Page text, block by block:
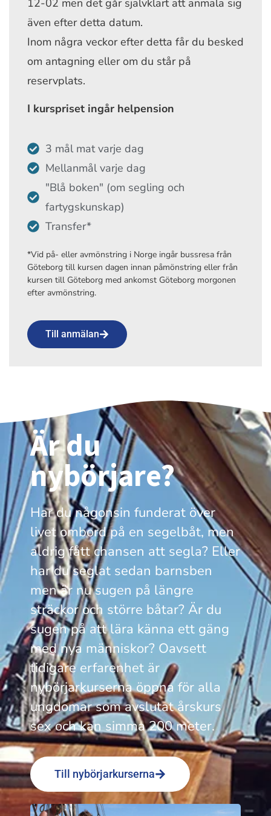
även efter detta datum.
Inom några veckor efter detta får du besked
om antagning eller om du står på
reservplats.
I kurspriset ingår helpension
3 mål mat varje dag
Mellanmål varje dag
"Blå boken" (om segling och
fartygskunskap)
Transfer*
*Vid på- eller avmönstring i Norge ingår bussresa från
Göteborg till kursen dagen innan påmönstring eller från
kursen till Göteborg med ankomst Göteborg morgonen
efter avmönstring.
Till anmälan
Är du
nybörjare?
Har du någonsin funderat över
livet ombord på en segelbåt, men
aldrig fått chansen att segla? Eller
har du seglat sedan barnsben
men är nu sugen på längre
sträckor och större båtar? Är du
sugen på att lära känna ett gäng
med nya människor? Oavsett
tidigare erfarenhet är
nybörjarkurserna öppna för alla
ungdomar som avslutat årskurs
sex och kan simma 200 meter.
Till nybörjarkurserna